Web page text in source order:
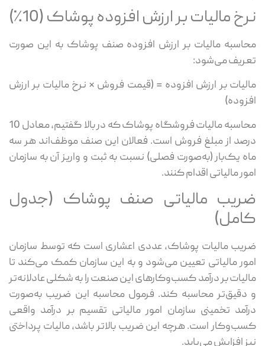
نرخ مالیات بر ارزش افزوده پوشاک (10٪)
محاسبه مالیات بر ارزش افزوده صنف پوشاک به این صورت
تعریف می‌شود:
مالیات بر ارزش افزوده = (قیمت فروش × نرخ مالیات بر ارزش
افزوده)
محاسبه مالیات فروشگاه پوشاک که در بالا گفتیم، معادل 10
درصد از مبلغ فروش است. فعالان این صنف موظف‌اند هر سه
ماه یک‌بار (به‌صورت فصلی) نسبت به ثبت و واریز آن به سازمان
امور مالیاتی اقدام کنند.
ضریب مالیاتی صنف پوشاک (جدول
کامل)
ضریب مالیات پوشاک، عددی اعشاری است که توسط سازمان
امور مالیاتی تعیین می‌شود و به این سازمان کمک می‌کند تا
مالیات بر درآمد کسب‌وکارهای این صنعت را به شکلی عادلانه‌تر
و دقیق‌تر محاسبه کند. فرمول محاسبه این ضریب به‌صورت
درآمد تخمینی سازمان امور مالیاتی تقسیم بر درآمد واقعی
کسب‌وکار است. هرچه این ضریب بالاتر باشد، مالیات پرداختی
نیز افزایش می‌یابد.